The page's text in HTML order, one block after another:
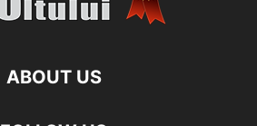
ABOUT US